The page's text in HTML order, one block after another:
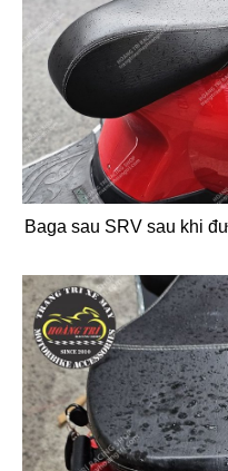
Baga sau SRV sau khi